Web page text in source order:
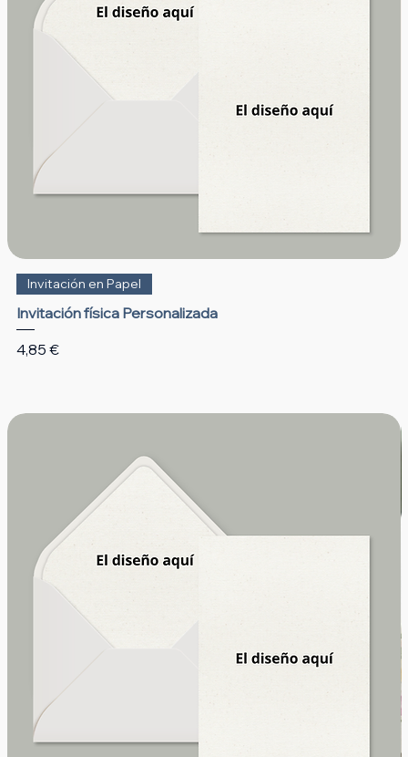
Invitación en Papel
Invitación física Personalizada
Precio
4,85 €